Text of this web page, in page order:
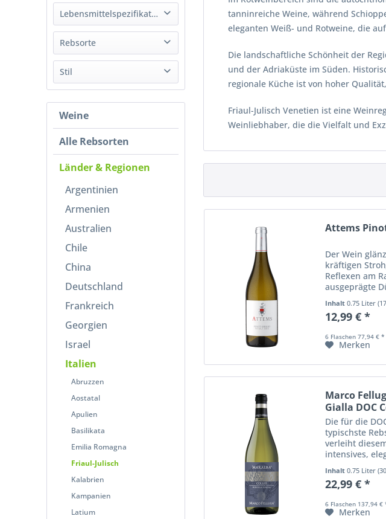
Nonino Distillatori
Russiz Superiore
Vini La Magnolia
Rosé
Italien Lebensmittelspezifikation
Vegan
Rebsorte
Pignolo
Cabernet Franc
Cabernet Sauvignon
Corvina
Gewürztraminer
Malvasia
Merlot
Refosco
Riesling
Sauvignon Blanc
Tocai Friulano
Stil
Trocken
Weine
Alle Rebsorten
Länder & Regionen
Argentinien
Armenien
Australien
Chile
China
Deutschland
Frankreich
Georgien
Israel
Italien
Abruzzen
Aostatal
Apulien
Basilikata
Emilia Romagna
Friaul-Julisch
Kalabrien
Kampanien
Latium
tanninreiche Weine, während
eleganten Weiß- und Rotweine, die
Die landschaftliche Schönheit der
und der Adriaküste im Süden.
regionale Küche ist von hoher
Friaul-Julisch Venetien ist eine
Weinliebhaber, die die Vielfalt und
Attems
Der Wein
kräftigen
Reflexen am
ausgeprägte
reifen
Pfirsich und
Inhalt 0.75 Liter
12,99 € *
6 Flaschen 77,94 € *
Merken
Marco
Gialla DOC
Die für die
typischste
verleiht
intensives,
exotischen
Äpfeln,
Ein
Inhalt 0.75 Liter
22,99 € *
6 Flaschen 137,94 €
Merken